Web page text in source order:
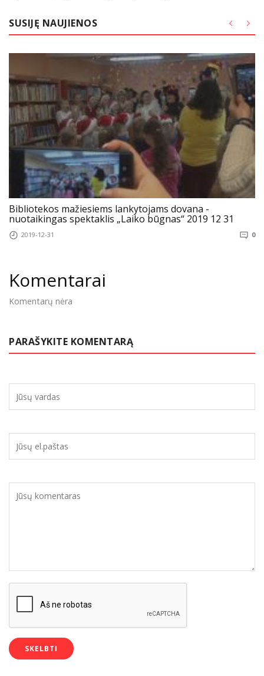
SUSIJĘ NAUJIENOS
Bibliotekos mažiesiems lankytojams dovana -
nuotaikingas spektaklis „Laiko būgnas“ 2019 12 31
2019-12-31 0
Komentarai
Komentarų nėra
PARAŠYKITE KOMENTARĄ